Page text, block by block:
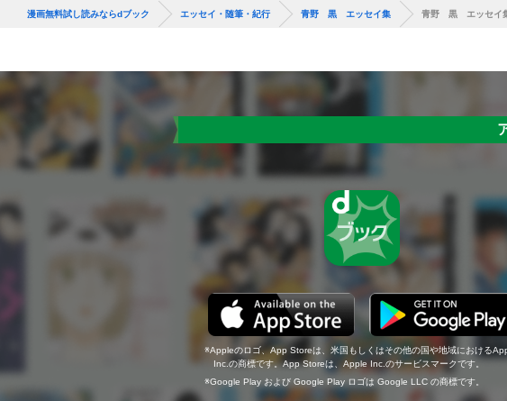
漫画無料試し読みならdブック エッセイ・随筆・紀行 青野 黒 エッセイ集 青野 黒 エッセイ
Appleのロゴ、App Storeは、米国もしくはその他の国や地域における
Inc.の商標です。App Storeは、Apple Inc.のサービスマークです。
Google Play および Google Play ロゴは Google LLC の商標です。